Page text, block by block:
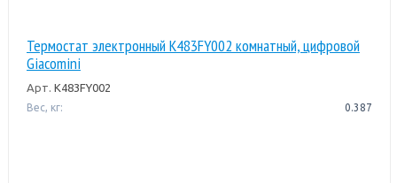
Термостат электронный K483FY002 комнатный, цифровой
Giacomini
Арт. K483FY002
Вес, кг: 0.387